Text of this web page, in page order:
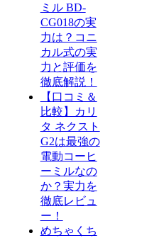
ミル BD-
CG018の実
力は？コニ
カル式の実
力と評価を
徹底解説！
【口コミ＆
比較】カリ
タ ネクスト
G2は最強の
電動コーヒ
ーミルなの
か？実力を
徹底レビュ
ー！
めちゃくち